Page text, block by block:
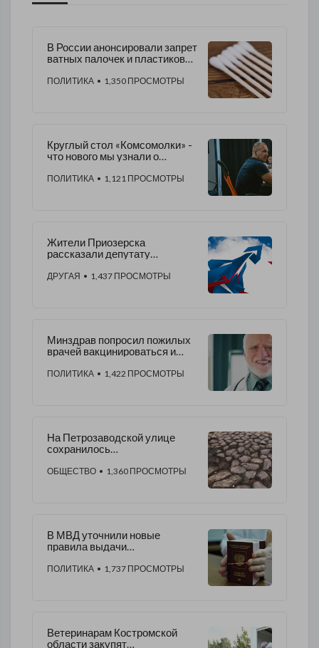
В России анонсировали запрет
ватных палочек и пластиковой
ПОЛИТИКА • 1,350 ПРОСМОТРЫ
Круглый стол «Комсомолки» -
что нового мы узнали о
ПОЛИТИКА • 1,121 ПРОСМОТРЫ
Жители Приозерска
рассказали депутату
ДРУГАЯ • 1,437 ПРОСМОТРЫ
Минздрав попросил пожилых
врачей вакцинироваться и
ПОЛИТИКА • 1,422 ПРОСМОТРЫ
На Петрозаводской улице
сохранилось
двора
ОБЩЕСТВО • 1,360 ПРОСМОТРЫ
В МВД уточнили новые
правила выдачи
ПОЛИТИКА • 1,737 ПРОСМОТРЫ
Ветеринарам Костромской
области закупят